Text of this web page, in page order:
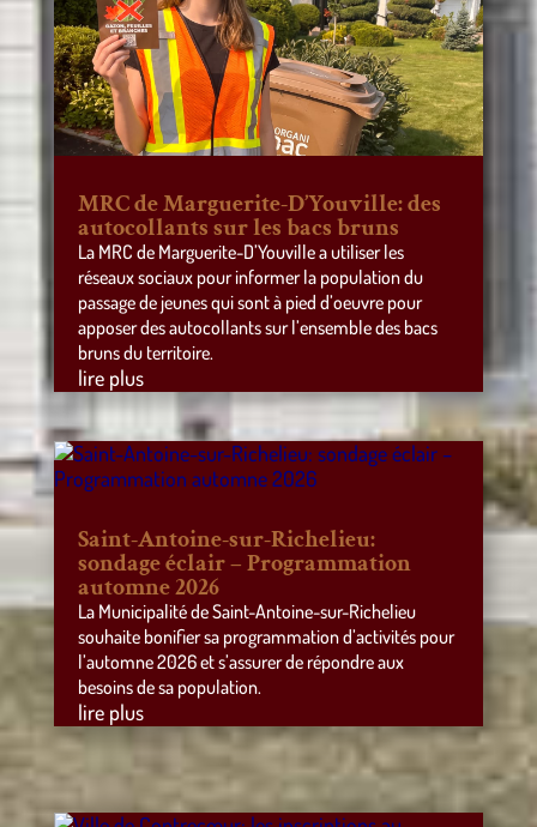
MRC de Marguerite-D’Youville: des
autocollants sur les bacs bruns
La MRC de Marguerite-D’Youville a utiliser les
réseaux sociaux pour informer la population du
passage de jeunes qui sont à pied d’oeuvre pour
apposer des autocollants sur l’ensemble des bacs
bruns du territoire.
lire plus
Saint-Antoine-sur-Richelieu:
sondage éclair – Programmation
automne 2026
La Municipalité de Saint-Antoine-sur-Richelieu
souhaite bonifier sa programmation d’activités pour
l’automne 2026 et s’assurer de répondre aux
besoins de sa population.
lire plus